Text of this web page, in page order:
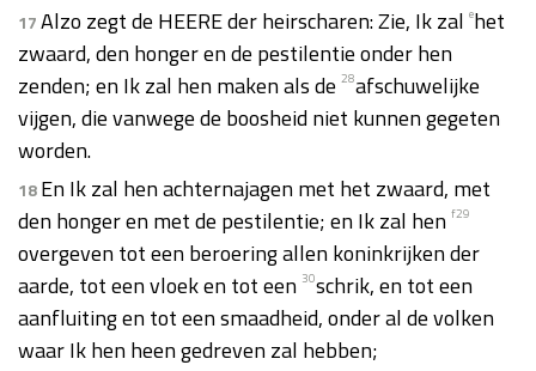
17Alzo zegt de HEERE der heirscharen: Zie, Ik zal ehet
zwaard, den honger en de pestilentie onder hen
zenden; en Ik zal hen maken als de 28afschuwelijke
vijgen, die vanwege de boosheid niet kunnen gegeten
worden.
18En Ik zal hen achternajagen met het zwaard, met
den honger en met de pestilentie; en Ik zal hen f29
overgeven tot een beroering allen koninkrijken der
aarde, tot een vloek en tot een 30schrik, en tot een
aanfluiting en tot een smaadheid, onder al de volken
waar Ik hen heen gedreven zal hebben;